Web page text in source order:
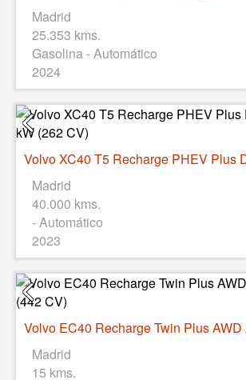
Madrid
25.353 kms.
Gasolina - Automático
2024
Madrid
40.000 kms.
- Automático
2023
Madrid
15 kms.